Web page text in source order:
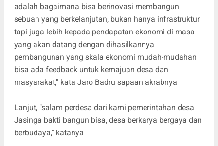
adalah bagaimana bisa berinovasi membangun
sebuah yang berkelanjutan, bukan hanya infrastruktur
tapi juga lebih kepada pendapatan ekonomi di masa
yang akan datang dengan dihasilkannya
pembangunan yang skala ekonomi mudah-mudahan
bisa ada feedback untuk kemajuan desa dan
masyarakat," kata Jaro Badru sapaan akrabnya
Lanjut, "salam perdesa dari kami pemerintahan desa
Jasinga bakti bangun bisa, desa berkarya bergaya dan
berbudaya," katanya